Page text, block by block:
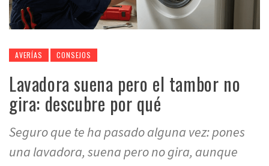
AVERÍAS CONSEJOS
Lavadora suena pero el tambor no
gira: descubre por qué
Seguro que te ha pasado alguna vez: pones
una lavadora, suena pero no gira, aunque